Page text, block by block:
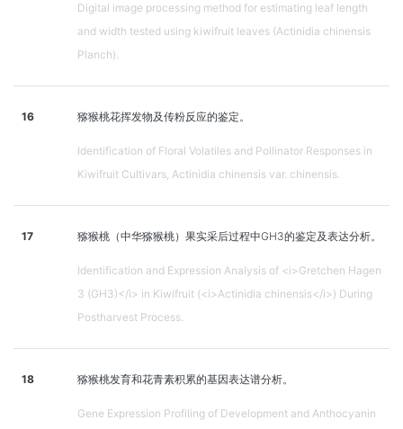
Digital image processing method for estimating leaf length
and width tested using kiwifruit leaves (Actinidia chinensis
Planch).
16 猕猴桃花挥发物及传粉反应的鉴定。
Identification of Floral Volatiles and Pollinator Responses in
Kiwifruit Cultivars, Actinidia chinensis var. chinensis.
17 猕猴桃（中华猕猴桃）果实采后过程中GH3的鉴定及表达分析。
Identification and Expression Analysis of <i>Gretchen Hagen
3 (GH3)</i> in Kiwifruit (<i>Actinidia chinensis</i>) During
Postharvest Process.
18 猕猴桃发育和花青素积累的基因表达谱分析。
Gene Expression Profiling of Development and Anthocyanin